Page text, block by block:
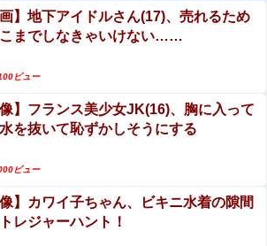
る。
】ビリー・アイリッシュ、マ○コ（女性
首見えそうなおっぱい、最高！！
ると3分以内にこうなるらしいｗｗｗ
冥婚の花嫁』をrawやhitomiを使わずに
方法│五梅
画】地下アイドルさん(17)、売れるため
までしなきゃいけない……
ビュー
像】フランス美少女JK(16)、胸に入って
を抜いて恥ずかしそうにする
ビュー
像】カワイ子ちゃん、ビキニ水着の隙間
レジャーハント！